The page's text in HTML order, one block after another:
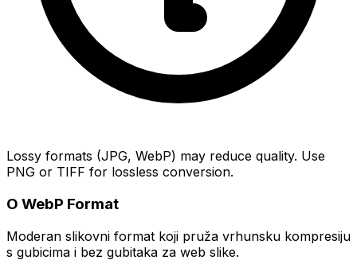
Lossy formats (JPG, WebP) may reduce quality. Use
PNG or TIFF for lossless conversion.
O WebP Format
Moderan slikovni format koji pruža vrhunsku kompresiju
s gubicima i bez gubitaka za web slike.